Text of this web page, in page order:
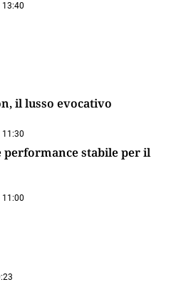
il lusso evocativo
performance stabile per il